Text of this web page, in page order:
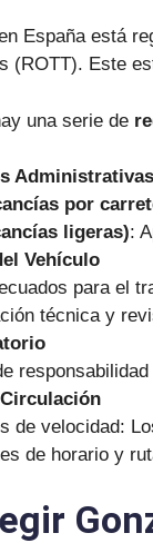
España está
(ROTT). Este
una serie de
Administrativas
por
ligeras):
Vehículo
para el
técnica y
de velocidad:
de horario y